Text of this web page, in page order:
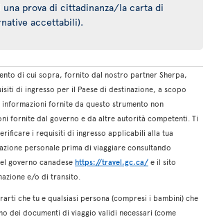
prova di cittadinanza/la carta di
accettabili).
di cui sopra, fornito dal nostro partner Sherpa,
di ingresso per il Paese di destinazione, a scopo
fornite da questo strumento non
fornite dal governo e da altre autorità competenti. Ti
i requisiti di ingresso applicabili alla tua
personale prima di viaggiare consultando
governo canadese https://travel.gc.ca/ e il sito
e/o di transito.
che tu e qualsiasi persona (compresi i bambini) che
dei documenti di viaggio validi necessari (come